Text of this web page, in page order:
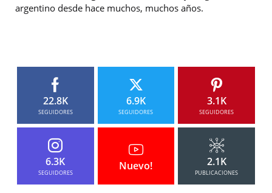
argentino desde hace muchos, muchos años.
22.8K
SEGUIDORES
6.9K
SEGUIDORES
3.1K
SEGUIDORES
6.3K
SEGUIDORES
Nuevo! 2.1K
PUBLICACIONES